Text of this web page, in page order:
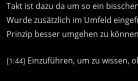
Takt ist dazu da um so ein
Wurde zusätzlich im Umfeld
Prinzip besser umgehen zu können
[1:44] Einzuführen, um zu wissen,